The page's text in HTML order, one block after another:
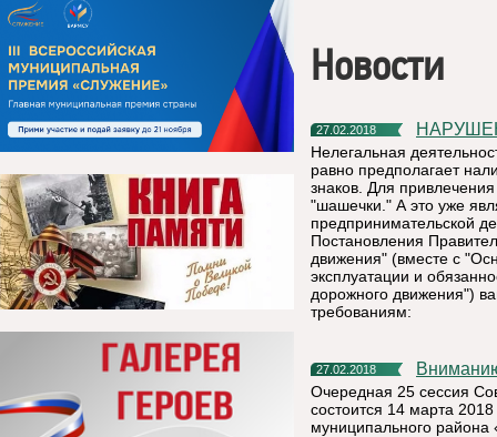
Новости
27.02.2018
Нелегальная
равно предполагает
знаков. Для
"шашечки." А это уже
предпринимательской
Постановления
движения" (вместе с
эксплуатации и
дорожного движения")
требованиям:
27.02.2018
Очередная 25 сессия
состоится 14 марта
муниципального района